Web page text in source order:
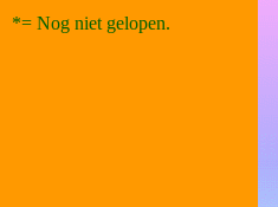
*= Nog niet gelopen.